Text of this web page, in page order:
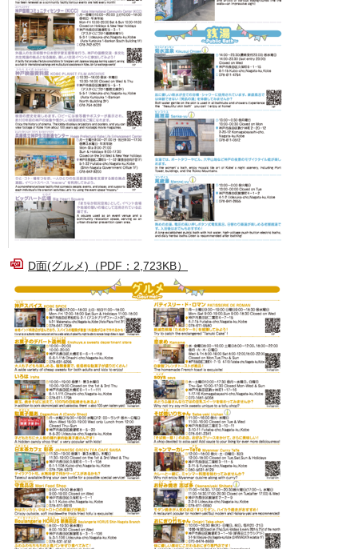
D面(グルメ)（PDF：2,723KB）